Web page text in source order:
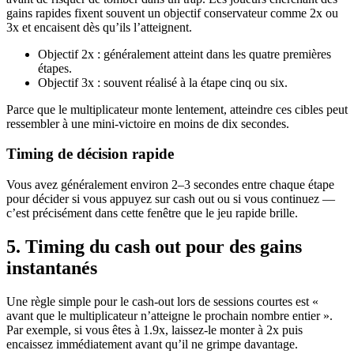
gains rapides fixent souvent un objectif conservateur comme 2x ou
3x et encaisent dès qu’ils l’atteignent.
Objectif 2x : généralement atteint dans les quatre premières
étapes.
Objectif 3x : souvent réalisé à la étape cinq ou six.
Parce que le multiplicateur monte lentement, atteindre ces cibles peut
ressembler à une mini‑victoire en moins de dix secondes.
Timing de décision rapide
Vous avez généralement environ 2–3 secondes entre chaque étape
pour décider si vous appuyez sur cash out ou si vous continuez —
c’est précisément dans cette fenêtre que le jeu rapide brille.
5. Timing du cash out pour des gains
instantanés
Une règle simple pour le cash‑out lors de sessions courtes est «
avant que le multiplicateur n’atteigne le prochain nombre entier ».
Par exemple, si vous êtes à 1.9x, laissez-le monter à 2x puis
encaissez immédiatement avant qu’il ne grimpe davantage.